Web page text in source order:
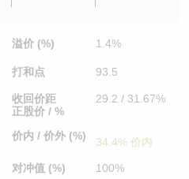
溢价 (%) 1.4%
打和点 93.5
收回价距
正股价 / %
29.2 / 31.67%
价内 / 价外 (%) 34.4% 价内
对冲值 (%) 100%